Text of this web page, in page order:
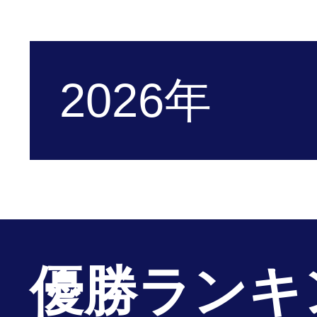
2026年
優勝ラン